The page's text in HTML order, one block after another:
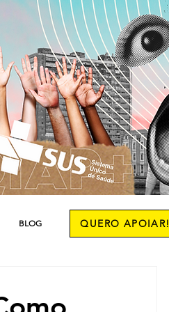
BLOG QUERO APOIAR!